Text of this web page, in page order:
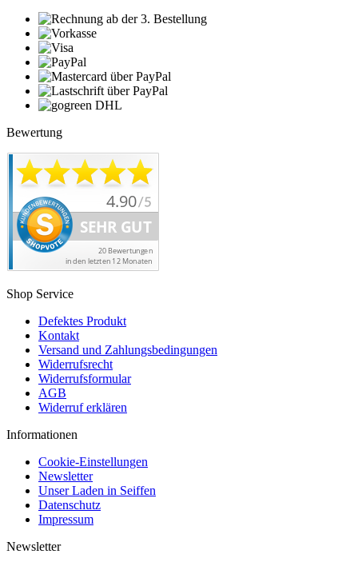
Bewertung
Shop Service
Defektes Produkt
Kontakt
Versand und Zahlungsbedingungen
Widerrufsrecht
Widerrufsformular
AGB
Widerruf erklären
Informationen
Cookie-Einstellungen
Newsletter
Unser Laden in Seiffen
Datenschutz
Impressum
Newsletter